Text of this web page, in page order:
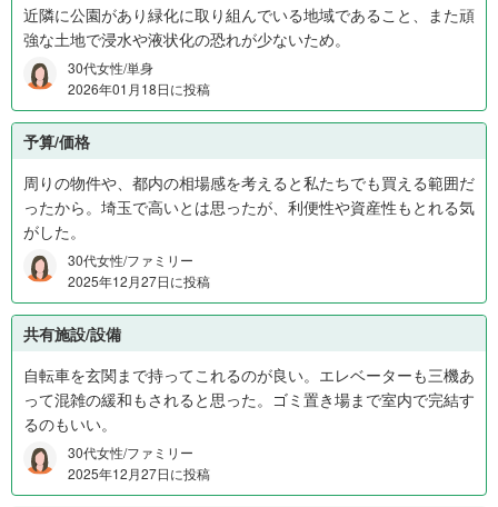
ら
1
,
0
円
1
1
,
4
0
0
ら
近隣に公園があり緑化に取り組んでいる地域であること、また頑
強な土地で浸水や液状化の恐れが少ないため。
30代女性/単身
2026年01月18日に投稿
予算/価格
周りの物件や、都内の相場感を考えると私たちでも買える範囲だ
ったから。埼玉で高いとは思ったが、利便性や資産性もとれる気
がした。
30代女性/ファミリー
2025年12月27日に投稿
共有施設/設備
自転車を玄関まで持ってこれるのが良い。エレベーターも三機あ
って混雑の緩和もされると思った。ゴミ置き場まで室内で完結す
るのもいい。
30代女性/ファミリー
2025年12月27日に投稿